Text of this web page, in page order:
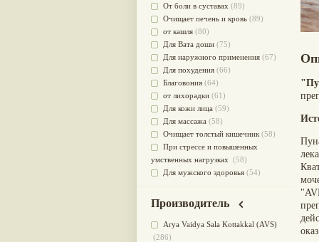
От боли в суставах (89)
Очищает печень и кровь (89)
от кашля (80)
Для Вата доши (75)
Для наружного применения (67)
Для похудения (66)
Благовония (64)
от лихорадки (61)
Для кожи лица (59)
Для массажа (58)
Очищает толстый кишечник (58)
При стрессе и повышенных
умственных нагрузках (58)
Для мужского здоровья (54)
применения
(51)
Для приготовления пищи(49)
от инфекций мочеполовой
Производитель
Arya Vaidya Sala Kottakkal (AVS)
(286)